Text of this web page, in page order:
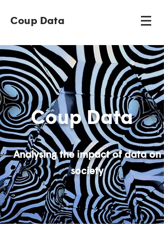
Coup Data
Coup Data
Analysing the impact of data on
society